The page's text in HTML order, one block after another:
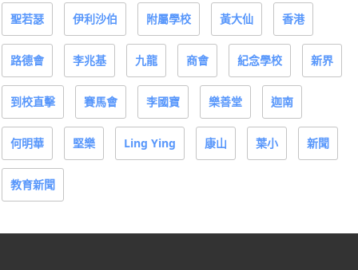
聖若瑟 伊利沙伯 附屬學校 黃大仙 香港
路德會 李兆基 九龍 商會 紀念學校 新界
到校直擊 賽馬會 李國寶 樂善堂 迦南
何明華 堅樂 Ling Ying 康山 葉小 新聞
教育新聞